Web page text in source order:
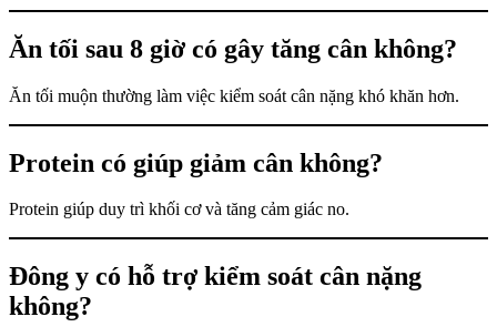
Ăn tối sau 8 giờ có gây tăng cân không?
Ăn tối muộn thường làm việc kiểm soát cân nặng khó khăn hơn.
Protein có giúp giảm cân không?
Protein giúp duy trì khối cơ và tăng cảm giác no.
Đông y có hỗ trợ kiểm soát cân nặng
không?